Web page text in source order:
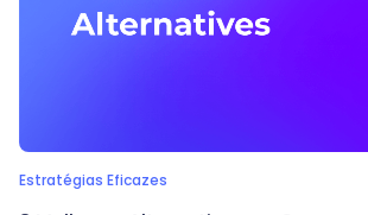
Estratégias Eficazes